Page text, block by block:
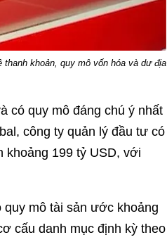
khoản, quy mô vốn hóa và dư địa
có quy mô đáng chú ý nhất
công ty quản lý đầu tư có
khoảng 199 tỷ USD, với
mô tài sản ước khoảng
cấu danh mục định kỳ theo